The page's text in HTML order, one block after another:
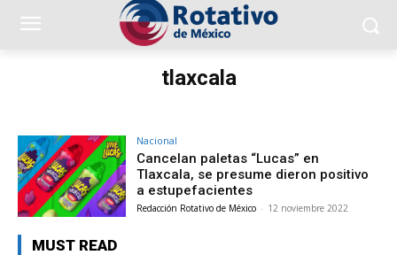
tlaxcala
Nacional
Cancelan paletas “Lucas” en
Tlaxcala, se presume dieron positivo
a estupefacientes
Redacción Rotativo de México - 12 noviembre 2022
MUST READ